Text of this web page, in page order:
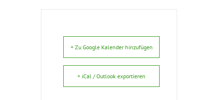
+ Zu Google Kalender hinzufügen
+ iCal / Outlook exportieren